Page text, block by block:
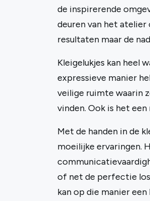
de inspirerende
deuren van het
resultaten maar de
Kleigelukjes kan heel
expressieve manier
veilige ruimte waarin
vinden. Ook is het
Met de handen in de
moeilijke ervaringen.
of net de perfectie
kan op die manier